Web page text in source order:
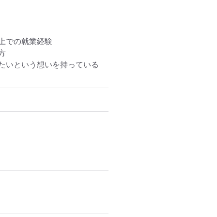
での就業経験
いという想いを持っている